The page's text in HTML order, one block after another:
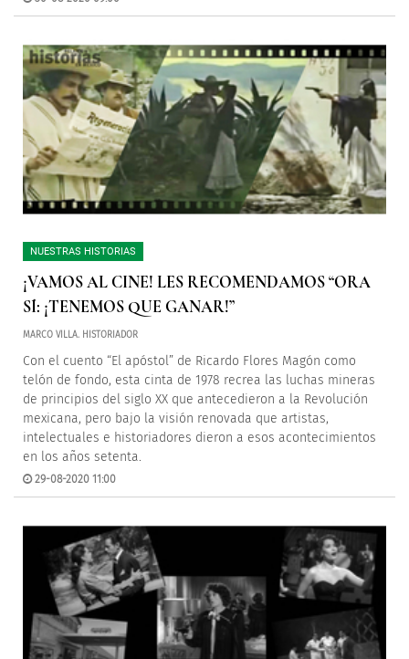
NUESTRAS HISTORIAS
¡VAMOS AL CINE! LES RECOMENDAMOS “ORA
SÍ: ¡TENEMOS QUE GANAR!”
MARCO VILLA. HISTORIADOR
Con el cuento “El apóstol” de Ricardo Flores Magón como
telón de fondo, esta cinta de 1978 recrea las luchas mineras
de principios del siglo XX que antecedieron a la Revolución
mexicana, pero bajo la visión renovada que artistas,
intelectuales e historiadores dieron a esos acontecimientos
en los años setenta.
29-08-2020 11:00